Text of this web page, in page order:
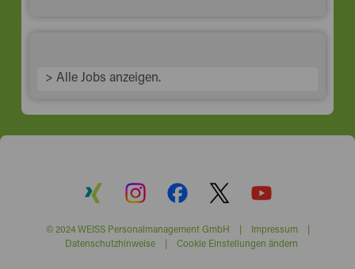
> Alle Jobs anzeigen.
© 2024 WEISS Personalmanagement GmbH | Impressum|
Datenschutzhinweise| Cookie Einstellungen ändern